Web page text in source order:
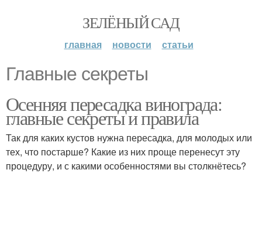
ЗЕЛЁНЫЙ САД
главная новости статьи
Главные секреты
Осенняя пересадка винограда:
главные секреты и правила
Так для каких кустов нужна пересадка, для молодых или
тех, что постарше? Какие из них проще перенесут эту
процедуру, и с какими особенностями вы столкнётесь?